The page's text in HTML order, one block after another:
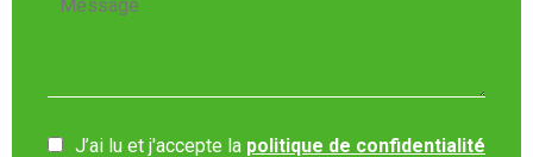
J’ai lu et j'accepte la politique de confidentialité